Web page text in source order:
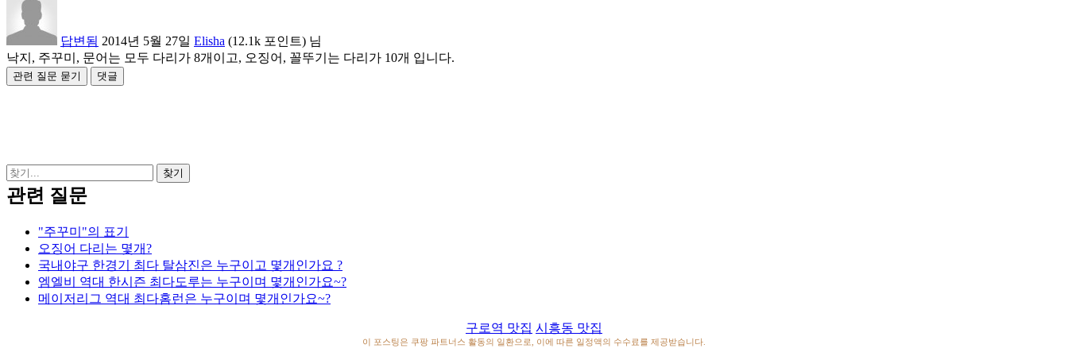
답변됨 2014년 5월 27일 Elisha (12.1k 포인트) 님
낙지, 주꾸미, 문어는 모두 다리가 8개이고, 오징어, 꼴뚜기는 다리가 10개 입니다.
관련 질문
"주꾸미"의 표기
오징어 다리는 몇개?
국내야구 한경기 최다 탈삼진은 누구이고 몇개인가요 ?
엠엘비 역대 한시즌 최다도루는 누구이며 몇개인가요~?
메이저리그 역대 최다홈런은 누구이며 몇개인가요~?
구로역 맛집 시흥동 맛집
이 포스팅은 쿠팡 파트너스 활동의 일환으로, 이에 따른 일정액의 수수료를 제공받습니다.